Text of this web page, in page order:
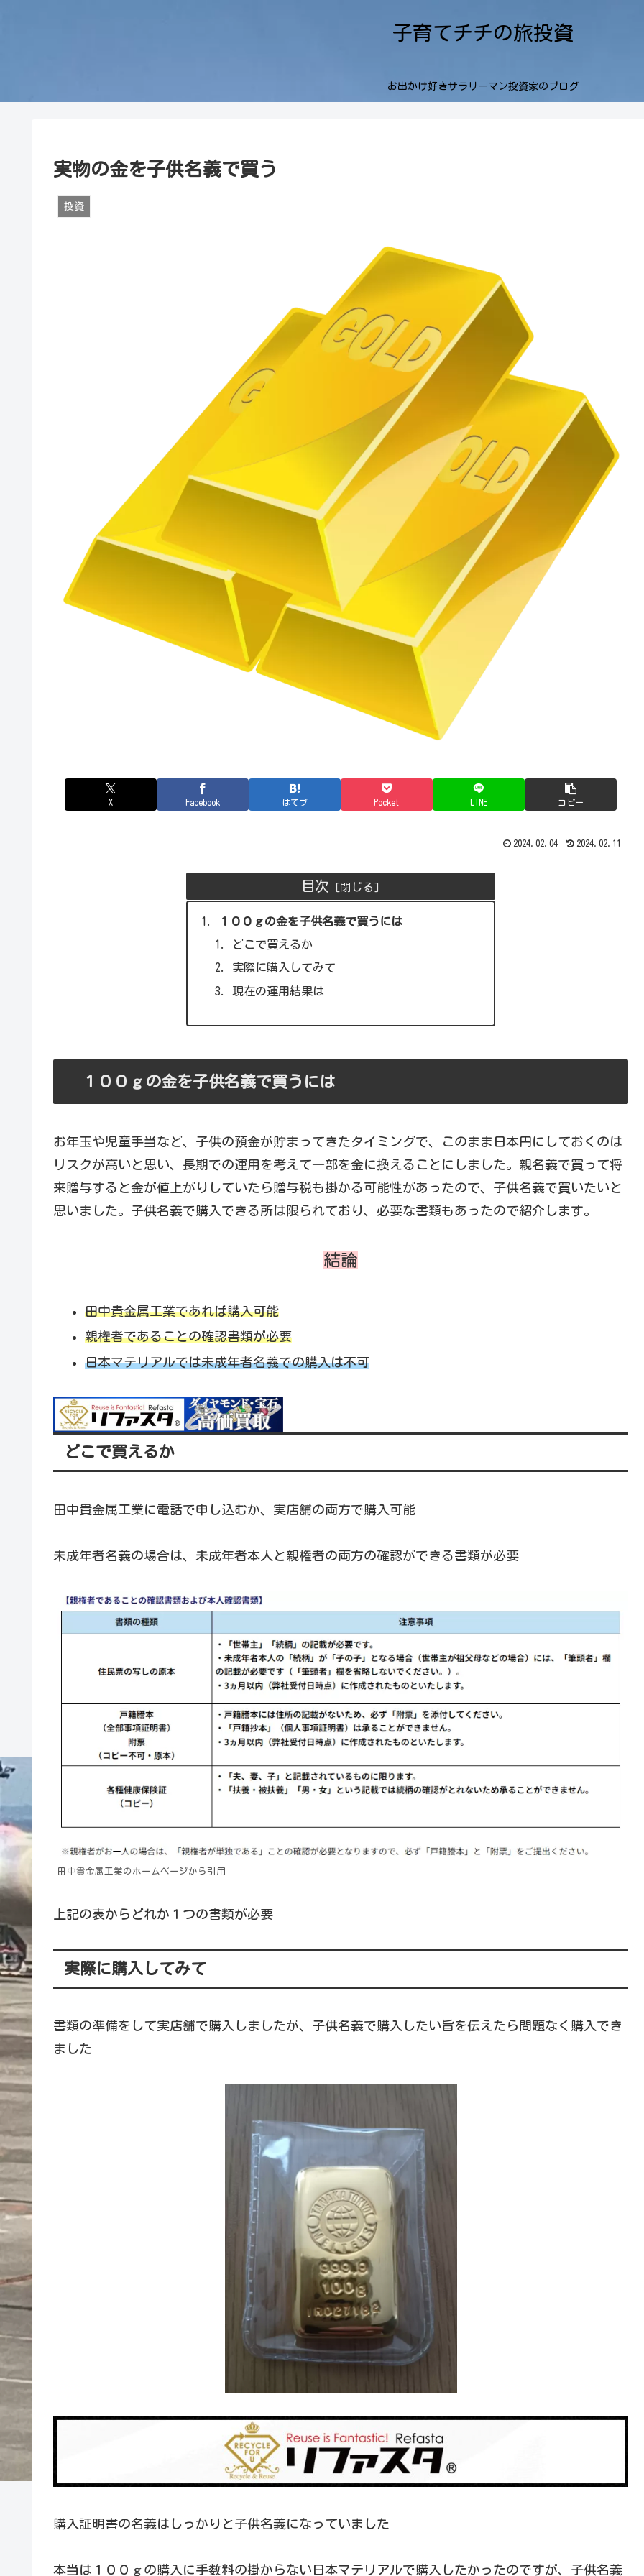
子育てチチの旅投資
お出かけ好きサラリーマン投資家のブログ
実物の金を子供名義で買う
投資
X Facebook はてブ Pocket LINE コピー
2024.02.04 2024.02.11
目次
１００ｇの金を子供名義で買うには
どこで買えるか
実際に購入してみて
現在の運用結果は
１００ｇの金を子供名義で買うには
お年玉や児童手当など、子供の預金が貯まってきたタイミングで、このまま日本円にしておくのは
リスクが高いと思い、長期での運用を考えて一部を金に換えることにしました。親名義で買って将
来贈与すると金が値上がりしていたら贈与税も掛かる可能性があったので、子供名義で買いたいと
思いました。子供名義で購入できる所は限られており、必要な書類もあったので紹介します。
結論
田中貴金属工業であれば購入可能
親権者であることの確認書類が必要
日本マテリアルでは未成年者名義での購入は不可
どこで買えるか
田中貴金属工業に電話で申し込むか、実店舗の両方で購入可能
未成年者名義の場合は、未成年者本人と親権者の両方の確認ができる書類が必要
田中貴金属工業のホームページから引用
上記の表からどれか１つの書類が必要
実際に購入してみて
書類の準備をして実店舗で購入しましたが、子供名義で購入したい旨を伝えたら問題なく購入でき
ました
購入証明書の名義はしっかりと子供名義になっていました
本当は１００ｇの購入に手数料の掛からない日本マテリアルで購入したかったのですが、子供名義